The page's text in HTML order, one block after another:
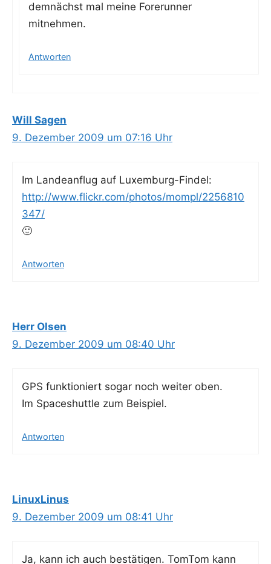
dem­nächst mal mei­ne Forerun­ner
mitnehmen.
Antworten
Will Sagen
9. Dezember 2009 um 07:16 Uhr
Im Lan­de­an­flug auf Luxemburg-Findel:
http://www.flickr.com/photos/mompl/2256810
347/
🙂
Antworten
Herr Olsen
9. Dezember 2009 um 08:40 Uhr
GPS funk­tio­niert sogar noch wei­ter oben.
Im Space­shut­tle zum Beispiel.
Antworten
LinuxLinus
9. Dezember 2009 um 08:41 Uhr
Ja, kann ich auch bestä­ti­gen. Tom­Tom kann